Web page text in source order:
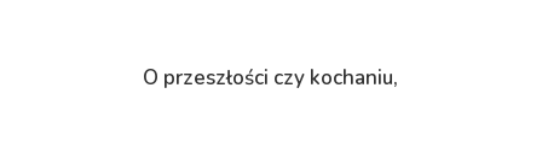
O przeszłości czy kochaniu,